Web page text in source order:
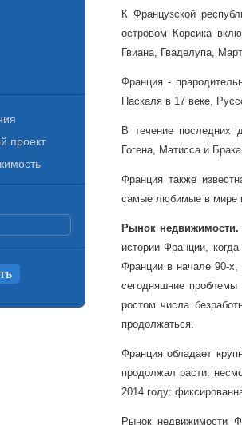
К Французской
островом Корсика
Гвиана, Гваделупа,
Франция -
Паскаля в 17 веке,
В течение последних
Гогена, Матисса и
Франция также
самые любимые в мире
Рынок недвижимости.
истории Франции,
Франции в начале 90-
сегодняшние
ростом числа
продолжаться.
Франция обладает
продолжал расти,
2014 году:
Рынок недвижимости
проект